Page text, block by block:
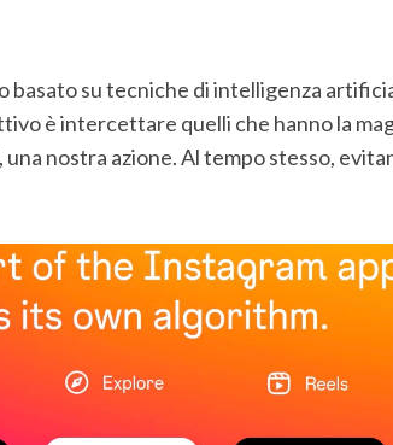
basato su tecniche di intelligenza
è intercettare quelli che hanno la
nostra azione. Al tempo stesso,